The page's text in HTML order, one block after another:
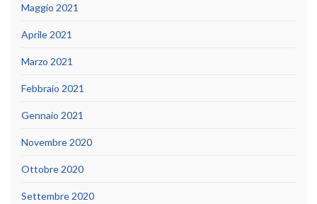
Maggio 2021
Aprile 2021
Marzo 2021
Febbraio 2021
Gennaio 2021
Novembre 2020
Ottobre 2020
Settembre 2020